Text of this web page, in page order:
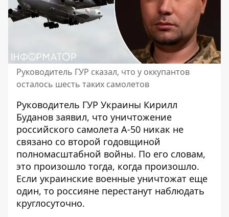
Руководитель ГУР сказал, что у оккупантов
осталось шесть таких самолетов
Руководитель ГУР Украины Кирилл
Буданов заявил, что уничтожение
российского самолета А-50 никак не
связано со второй годовщиной
полномасштабной войны. По его словам,
это произошло тогда, когда произошло.
Если украинские военные уничтожат еще
один, то россияне перестанут наблюдать
круглосуточно.